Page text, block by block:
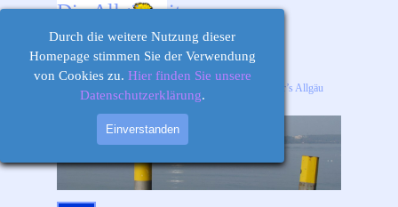
Durch die weitere Nutzung dieser
Homepage stimmen Sie der Verwendung
von Cookies zu. Hier finden Sie unsere
Datenschutzerklärung.
Einverstanden
Direkt zum Seiteninhalt
Die Allgäuseiten
Ihr Informations-, Ausflugs- und Freizeitportal für’s Allgäu